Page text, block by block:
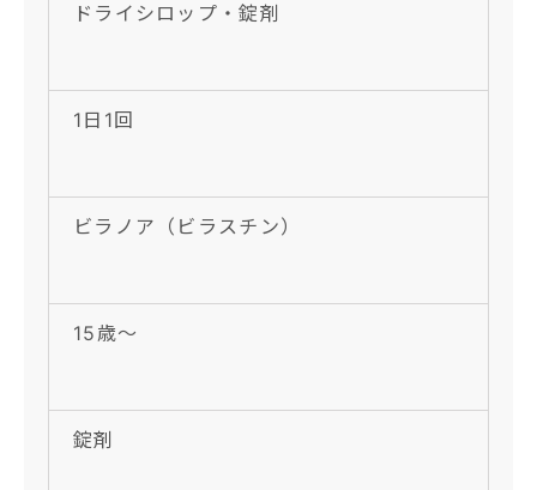
ドライシロップ・錠剤
1日1回
ビラノア（ビラスチン）
15歳〜
錠剤